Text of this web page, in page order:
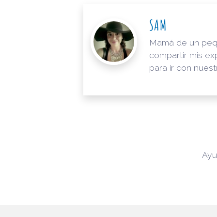
SAM
Mamá de un
compartir mis
para ir con